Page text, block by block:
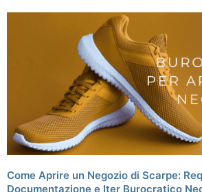
Come Aprire un Negozio di Scarpe:
Documentazione e Iter Burocratico